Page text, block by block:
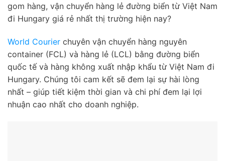
gom hàng, vận chuyển hàng lẻ đường biển từ Việt Nam
đi Hungary giá rẻ nhất thị trường hiện nay?
World Courier chuyên vận chuyển hàng nguyên
container (FCL) và hàng lẻ (LCL) bằng đường biển
quốc tế và hàng không xuất nhập khẩu từ Việt Nam đi
Hungary. Chúng tôi cam kết sẽ đem lại sự hài lòng
nhất – giúp tiết kiệm thời gian và chi phí đem lại lợi
nhuận cao nhất cho doanh nghiệp.